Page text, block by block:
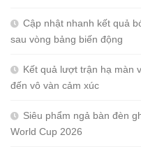
Cập nhật nhanh kết quả
sau vòng bảng biến động
Kết quả lượt trận hạ màn
đến vô vàn cảm xúc
Siêu phẩm ngả bàn đèn
World Cup 2026